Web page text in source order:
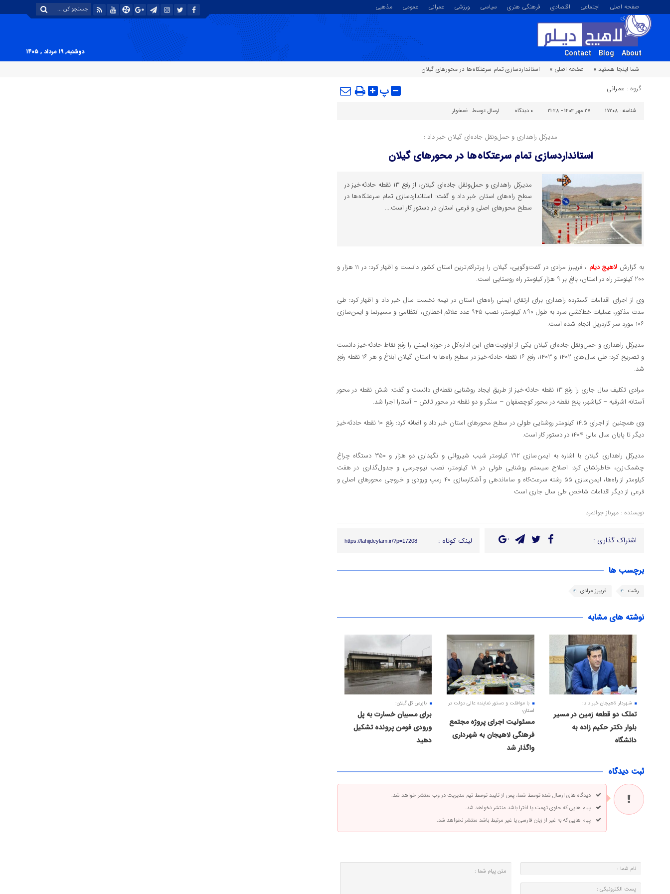
صفحه اصلی اجتماعی اقتصادی فرهنگی هنری سیاسی ورزشی عمرانی عمومی
مذهبی
تصویری
About
Blog
Contact
دوشنبه, ۱۹ مرداد , ۱۴۰۵
شما اینجا هستید »
صفحه اصلی » استانداردسازی تمام سرعتکاه ها در محورهای گیلان
گروه : عمرانی پ
شناسه : ۱۷۲۰۸ ۲۷ مهر ۱۴۰۴ - ۲۱:۲۸ ۰ دیدگاه ارسال توسط : غمخوار
مدیرکل راهداری و حمل‌ونقل جاده‌ای گیلان خبر داد :
استانداردسازی تمام سرعتکاه ها در محورهای گیلان
مدیرکل راهداری و حمل‌ونقل جاده‌ای گیلان، از رفع ۱۳ نقطه حادثه خیز در
سطح راه های استان خبر داد و گفت: استانداردسازی تمام سرعتکاه ها در
سطح محورهای اصلی و فرعی استان در دستور کار است....
به گزارش لاهیج دیلم
، فریبرز مرادی در گفت‌وگویی، گیلان را پرتراکم ترین استان کشور دانست و اظهار کرد: در ۱۱ هزار و
۲۰۰ کیلومتر راه در استان، بالغ بر ۹ هزار کیلومتر راه روستایی است.
وی از اجرای اقدامات گسترده راهداری برای ارتقای ایمنی راه‌های استان در نیمه نخست سال خبر داد و اظهار کرد: طی
مدت مذکور، عملیات خط‌کشی سرد به طول ۸۹۰ کیلومتر، نصب ۹۴۵ عدد علائم اخطاری، انتظامی و مسیرنما و ایمن‌سازی
۱۰۶ مورد سر گاردریل انجام شده است.
مدیرکل راهداری و حمل‌ونقل جاده ای گیلان یکی از اولویت های این اداره کل در حوزه ایمنی را رفع نقاط حادثه خیز دانست
و تصریح کرد: طی سال های ۱۴۰۲ و ۱۴۰۳، رفع ۱۶ نقطه حادثه خیز در سطح راه ها به استان گیلان ابلاغ و هر ۱۶ نقطه رفع
شد.
مرادی تکلیف سال جاری را رفع ۱۳ نقطه حادثه خیز از طریق ایجاد روشنایی نقطه ای دانست و گفت: شش نقطه در محور
آستانه اشرفیه – کیاشهر، پنج نقطه در محور کوچصفهان – سنگر و دو نقطه در محور تالش – آستارا اجرا شد.
وی همچنین از اجرای ۱۴.۵ کیلومتر روشنایی طولی در سطح محورهای استان خبر داد و اضافه کرد: رفع ۱۰ نقطه حادثه خیز
دیگر تا پایان سال مالی ۱۴۰۴ در دستور کار است.
مدیرکل راهداری گیلان با اشاره به ایمن سازی ۱۹۲ کیلومتر شیب شیروانی و نگهداری دو هزار و ۳۵۰ دستگاه چراغ
چشمک زن، خاطرنشان کرد: اصلاح سیستم روشنایی طولی در ۱۸ کیلومتر، نصب نیوجرسی و جدول‌گذاری در هفت
کیلومتر از راه‌ها، ایمن‌سازی ۵۵ رشته سرعت‌کاه و ساماندهی و آشکارسازی ۴۰ رمپ ورودی و خروجی محورهای اصلی و
فرعی از دیگر اقدامات شاخص طی سال جاری است
نویسنده : مهرناز جوانمرد
اشتراک گذاری : لینک کوتاه : https://lahijdeylam.ir/?p=17208
برچسب ها
رشت فریبرز مرادی
نوشته های مشابه
شهردار لاهیجان خبر داد:
تملک دو قطعه زمین در مسیر
بلوار دکتر حکیم زاده به
دانشگاه
با موافقت و دستور نماینده عالی دولت در
استان؛
مسئولیت اجرای پروژه مجتمع
فرهنگی لاهیجان به شهرداری
واگذار شد
بازرس کل گیلان:
برای مسببان خسارت به پل
ورودی فومن پرونده تشکیل
دهید
ثبت دیدگاه
دیدگاه های ارسال شده توسط شما، پس از تایید توسط تیم مدیریت در وب منتشر خواهد شد.
پیام هایی که حاوی تهمت یا افترا باشد منتشر نخواهد شد.
پیام هایی که به غیر از زبان فارسی یا غیر مرتبط باشد منتشر نخواهد شد.